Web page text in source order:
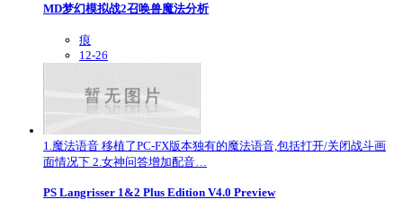
MD梦幻模拟战2召唤兽魔法分析
痕
12-26
1.魔法语音 移植了PC-FX版本独有的魔法语音,包括打开/关闭战斗画
面情况下 2.女神问答增加配音…
PS Langrisser 1&2 Plus Edition V4.0 Preview